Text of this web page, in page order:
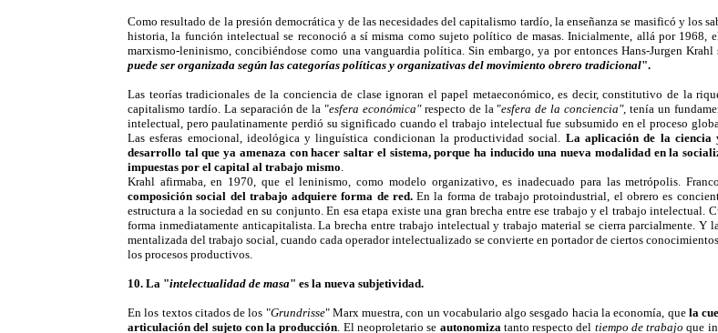
Como resultado de la presión democrática y de las necesidades del capitalismo tardío, la enseñanza se masificó y los
historia, la función intelectual se reconoció a sí misma como sujeto político de masas. Inicialmente, allá por 1968,
marxismo-leninismo, concibiéndose como una vanguardia política. Sin embargo, ya por entonces Hans-Jurgen Krahl
puede ser organizada según las categorías políticas y organizativas del movimiento obrero tradicional".
Las teorías tradicionales de la conciencia de clase ignoran el papel metaeconómico, es decir, constitutivo de la
capitalismo tardío. La separación de la "esfera económica"respecto de la "esfera de la conciencia", tenía un
intelectual, pero paulatinamente perdió su significado cuando el trabajo intelectual fue subsumido en el proceso
Las esferas emocional, ideológica y linguística condicionan la productividad social. La aplicación de la ciencia
desarrollo tal que ya amenaza con hacer saltar el sistema, porque ha inducido una nueva modalidad en la
impuestas por el capital al trabajo mismo
Krahl afirmaba, en 1970, que el leninismo, como modelo organizativo, es inadecuado para las metrópolis.
composición social del trabajo adquiere forma de red.En la forma de trabajo protoindustrial, el obrero es
estructura a la sociedad en su conjunto. En esa etapa existe una gran brecha entre ese trabajo y el trabajo intelectual.
forma inmediatamente anticapitalista. La brecha entre trabajo intelectual y trabajo material se cierra parcialmente. Y
mentalizada del trabajo social, cuando cada operador intelectualizado se convierte en portador de ciertos
los procesos productivos.
10. La "intelectualidad de masa" es la nueva subjetividad.
En los textos citados de los "Grundrisse" Marx muestra, con un vocabulario algo sesgado hacia la economía, que la
articulación del sujeto con la producción . El neoproletario se autonomiza tanto respecto del tiempo de trabajo que